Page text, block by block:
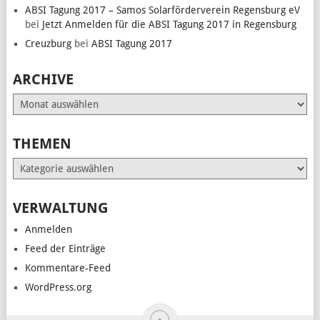
ABSI Tagung 2017 – Samos Solarförderverein Regensburg eV
bei Jetzt Anmelden für die ABSI Tagung 2017 in Regensburg
Creuzburgbei ABSI Tagung 2017
ARCHIVE
Archive
THEMEN
Themen
VERWALTUNG
Anmelden
Feed der Einträge
Kommentare-Feed
WordPress.org